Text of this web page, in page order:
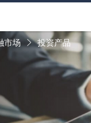
市场 投资产品